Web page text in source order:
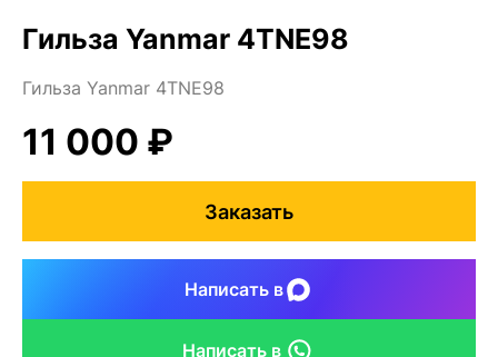
Гильза Yanmar 4TNE98
Гильза Yanmar 4TNE98
11 000 ₽
Заказать
Написать в
Написать в